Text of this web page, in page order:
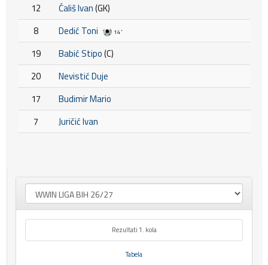
12
Ćališ Ivan(GK)
8
Dedić Toni 14'
19 Babić Stipo(C)
20
Nevistić Duje
17
Budimir Mario
7
Juričić Ivan
Rezultati 1. kola
Tabela